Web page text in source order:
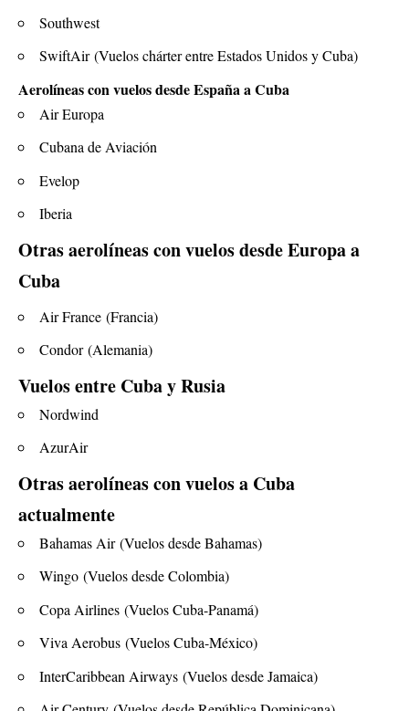
Southwest
SwiftAir(Vuelos chárter entre Estados Unidos y Cuba)
Aerolíneas con vuelos desde España a Cuba
Air Europa
Cubana de Aviación
Evelop
Iberia
Otras aerolíneas con vuelos desde Europa a
Cuba
Air France (Francia)
Condor(Alemania)
Vuelos entre Cuba y Rusia
Nordwind
AzurAir
Otras aerolíneas con vuelos a Cuba
actualmente
Bahamas Air(Vuelos desde Bahamas)
Wingo (Vuelos desde Colombia)
Copa Airlines (Vuelos Cuba-Panamá)
Viva Aerobus (Vuelos Cuba-México)
InterCaribbean Airways (Vuelos desde Jamaica)